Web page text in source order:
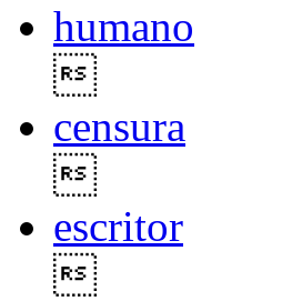
humano
censura
escritor